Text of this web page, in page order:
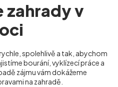
zahrady v
spolehlivě a tak, abychom
bourání, vyklízecí práce a
zájmu vám dokážeme
na zahradě.